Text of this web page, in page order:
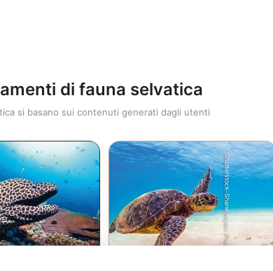
di fauna selvatica
si basano sui contenuti generati dagli utenti
Shutterstock-Shane Myers Photography